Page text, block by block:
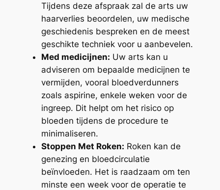
Tijdens deze afspraak zal de arts uw
haarverlies beoordelen, uw medische
geschiedenis bespreken en de meest
geschikte techniek voor u aanbevelen.
Med medicijnen: Uw arts kan u
adviseren om bepaalde medicijnen te
vermijden, vooral bloedverdunners
zoals aspirine, enkele weken voor de
ingreep. Dit helpt om het risico op
bloeden tijdens de procedure te
minimaliseren.
Stoppen Met Roken: Roken kan de
genezing en bloedcirculatie
beïnvloeden. Het is raadzaam om ten
minste een week voor de operatie te